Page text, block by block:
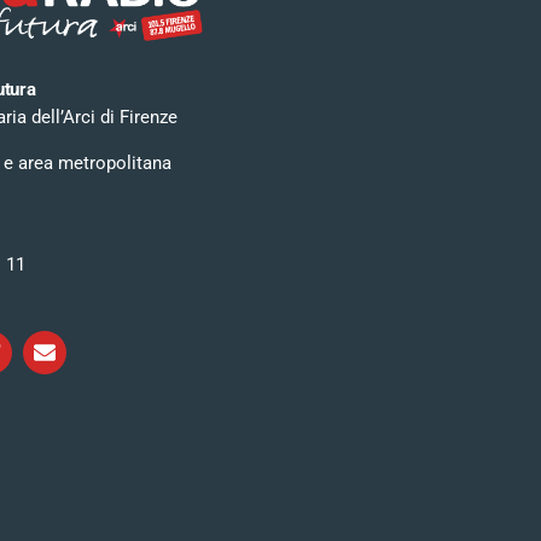
dell’Arci di Firenze
area metropolitana
11